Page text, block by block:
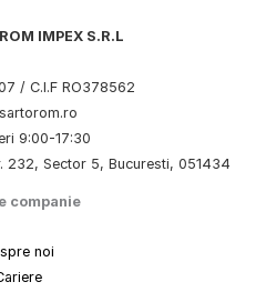
IMPEX S.R.L
/ C.I.F RO378562
9:00-17:30
232, Sector 5, Bucuresti, 051434
companie
noi